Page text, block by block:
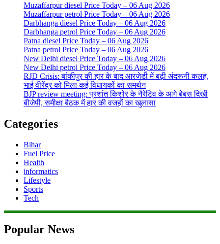
Muzaffarpur diesel Price Today – 06 Aug 2026
Muzaffarpur petrol Price Today – 06 Aug 2026
Darbhanga diesel Price Today – 06 Aug 2026
Darbhanga petrol Price Today – 06 Aug 2026
Patna diesel Price Today – 06 Aug 2026
Patna petrol Price Today – 06 Aug 2026
New Delhi diesel Price Today – 06 Aug 2026
New Delhi petrol Price Today – 06 Aug 2026
RJD Crisis: बांकीपुर की हार के बाद आरजेडी में बढ़ी अंदरूनी कलह,
भाई वीरेंद्र को मिला कई विधायकों का समर्थन
BJP review meeting: प्रशांत किशोर के नैरेटिव के आगे बेबस दिखी
बीजेपी, समीक्षा बैठक में हार की वजहों का खुलासा
Categories
Bihar
Fuel Price
Health
informatics
Lifestyle
Sports
Tech
Popular News